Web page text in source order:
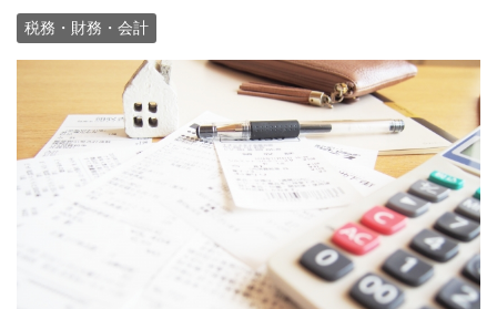
税務・財務・会計